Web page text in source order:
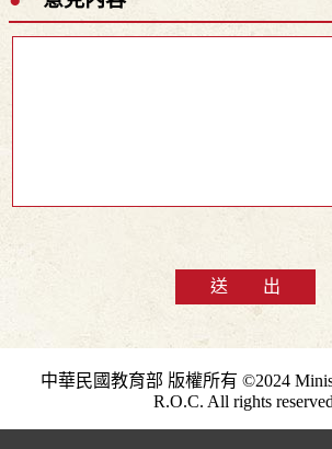
送 出
中華民國教育部 版權所有 ©2024
R.O.C. All rights